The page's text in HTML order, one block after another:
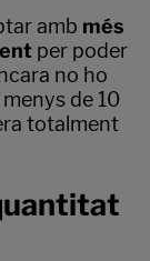
amb més
per poder
no ho
menys de 10
totalment